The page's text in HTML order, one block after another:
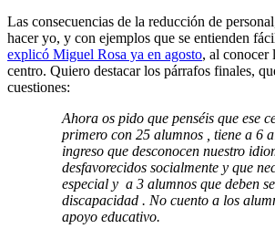
Las consecuencias de la reducción de
hacer yo, y con ejemplos que se entienden
explicó Miguel Rosa ya en agosto, al conocer
centro. Quiero destacar los párrafos finales,
cuestiones:
Ahora os pido que penséis que ese
primero con 25 alumnos , tiene a 6
ingreso que desconocen nuestro
desfavorecidos socialmente y que
especial y a 3 alumnos que deben
discapacidad . No cuento a los
apoyo educativo.